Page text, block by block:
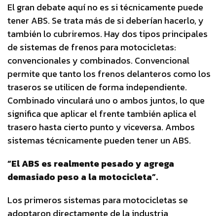
El gran debate aquí no es si técnicamente puede
tener ABS. Se trata más de si deberían hacerlo, y
también lo cubriremos. Hay dos tipos principales
de sistemas de frenos para motocicletas:
convencionales y combinados. Convencional
permite que tanto los frenos delanteros como los
traseros se utilicen de forma independiente.
Combinado vinculará uno o ambos juntos, lo que
significa que aplicar el frente también aplica el
trasero hasta cierto punto y viceversa. Ambos
sistemas técnicamente pueden tener un ABS.
“El ABS es realmente pesado y agrega
demasiado peso a la motocicleta”.
Los primeros sistemas para motocicletas se